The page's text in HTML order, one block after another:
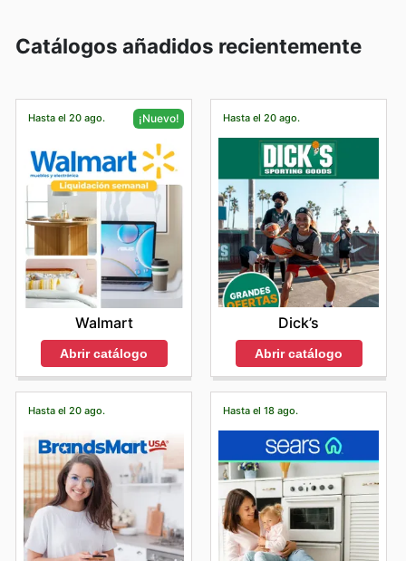
Catálogos añadidos recientemente
Hasta el 20 ago. ¡Nuevo!
Walmart
Abrir catálogo
Hasta el 20 ago.
Dick’s
Abrir catálogo
Hasta el 20 ago. Hasta el 18 ago.